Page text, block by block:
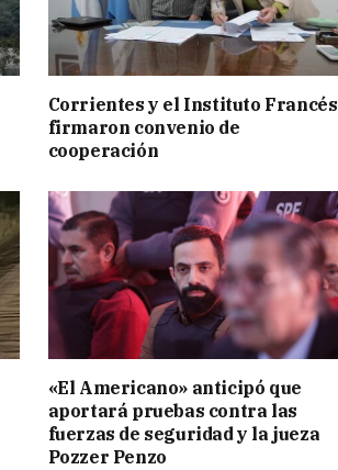
Corrientes y el Instituto Francés
firmaron convenio de
cooperación
«El Americano» anticipó que
aportará pruebas contra las
fuerzas de seguridad y la jueza
Pozzer Penzo